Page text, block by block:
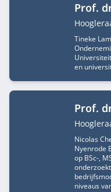
Prof.
Tineke
en
Prof.
Nicolas
Nyenrode
op BSc-,
niveaus